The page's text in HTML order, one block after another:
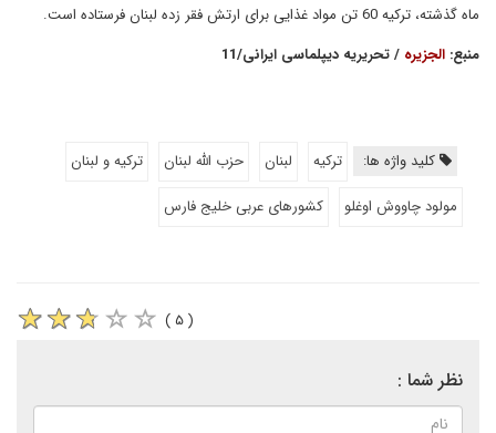
ماه گذشته، ترکیه 60 تن مواد غذایی برای ارتش فقر زده لبنان فرستاده است.
منبع: الجزیره / تحریریه دیپلماسی ایرانی/11
کلید واژه ها: ترکیه لبنان حزب الله لبنان
ترکیه و لبنان
مولود چاووش اوغلو
کشورهای عربی خلیج فارس
( ۵ )
نظر شما :